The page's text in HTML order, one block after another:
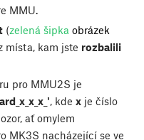
MMU.
(zelená šipka obrázek
místa, kam jste rozbalili
pro MMU2S je
, kdex je číslo
ať omylem
MK3S nacházející se ve